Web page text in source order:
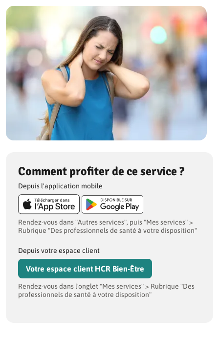
Comment profiter de ce service ?
Depuis l'application mobile
Rendez-vous dans "Autres services", puis "Mes services" >
Rubrique "Des professionnels de santé à votre disposition"
Depuis votre espace client
Votre espace client HCR Bien-Être
Rendez-vous dans l'onglet "Mes services" > Rubrique "Des
professionnels de santé à votre disposition"